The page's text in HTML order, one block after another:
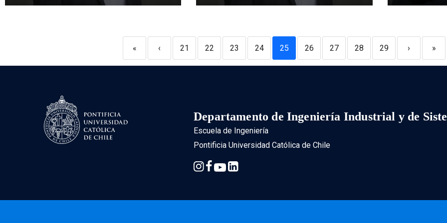
« ‹ 21 22 23 24 25 26 27 28 29 › »
Departamento de Ingeniería Industrial y de
Escuela de Ingeniería
Pontificia Universidad Católica de Chile